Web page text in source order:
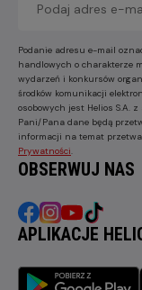
Podanie adresu e-mail
handlowych o charakterze
wydarzeń i konkursów
środków komunikacji
osobowych jest Helios S.A.
Pani/Pana dane będą
informacji na temat
Prywatności
OBSERWUJ NAS
APLIKACJE